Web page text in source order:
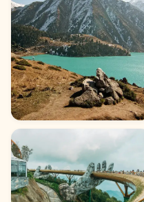
Big Almaty Lake, Trans-lli
Alatau, Kazakhstan
(source: flickr)